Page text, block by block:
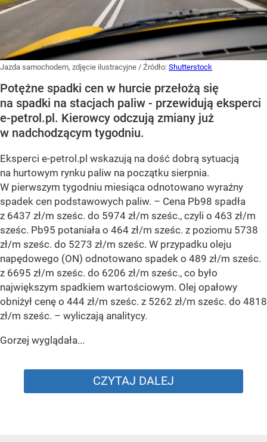
Jazda samochodem, zdjęcie ilustracyjne / Źródło: Shutterstock
Potężne spadki cen w hurcie przełożą się
na spadki na stacjach paliw - przewidują eksperci
e-petrol.pl. Kierowcy odczują zmiany już
w nadchodzącym tygodniu.
Eksperci e-petrol.pl wskazują na dość dobrą sytuacją
na hurtowym rynku paliw na początku sierpnia.
W pierwszym tygodniu miesiąca odnotowano wyraźny
spadek cen podstawowych paliw. – Cena Pb98 spadła
z 6437 zł/m sześc. do 5974 zł/m sześc., czyli o 463 zł/m
sześc. Pb95 potaniała o 464 zł/m sześc. z poziomu 5738
zł/m sześc. do 5273 zł/m sześc. W przypadku oleju
napędowego (ON) odnotowano spadek o 489 zł/m sześc.
z 6695 zł/m sześc. do 6206 zł/m sześc., co było
największym spadkiem wartościowym. Olej opałowy
obniżył cenę o 444 zł/m sześc. z 5262 zł/m sześc. do 4818
zł/m sześc. – wyliczają analitycy.
Gorzej wyglądała...
CZYTAJ DALEJ